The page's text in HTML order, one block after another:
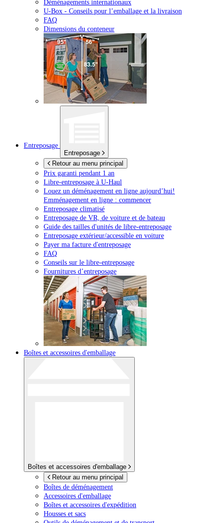
Déménagements internationaux
U-Box - Conseils pour l’emballage et la livraison
FAQ
Dimensions du conteneur
Entreposage
Entreposage
Retour au menu principal
Prix garanti pendant 1 an
Libre-entreposage à U-Haul
Louez un déménagement en ligne aujourd’hui!
Emménagement en ligne : commencer
Entreposage climatisé
Entreposage de VR, de voiture et de bateau
Guide des tailles d'unités de libre-entreposage
Entreposage extérieur/accessible en voiture
Payer ma facture d'entreposage
FAQ
Conseils sur le libre-entreposage
Fournitures d’entreposage
Boîtes et accessoires d'emballage
Boîtes et accessoires d'emballage
Retour au menu principal
Boîtes de déménagement
Accessoires d'emballage
Boîtes et accessoires d'expédition
Housses et sacs